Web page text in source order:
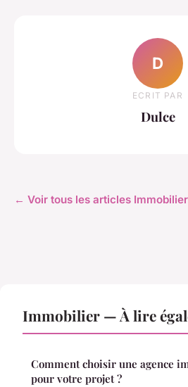
D
ECRIT PAR
Dulce
← Voir tous les articles Immobilier
Immobilier — À lire
Comment choisir une agence
pour votre projet ?